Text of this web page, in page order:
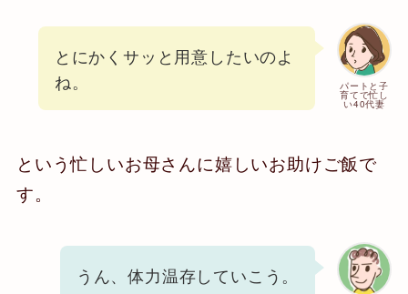
パートと子
育てで忙し
い40代妻
とにかくサッと用意したいのよ
ね。
という忙しいお母さんに嬉しいお助けご飯で
す。
うん、体力温存していこう。